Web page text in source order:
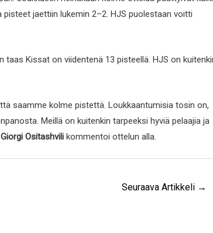
jaettiin lukemin 2–2. HJS puolestaan voitti
Kissat on viidentenä 13 pisteellä. HJS on
saamme kolme pistettä. Loukkaantumisia tosin on,
Meillä on kuitenkin tarpeeksi hyviä pelaajia ja
Giorgi Ositashvili kommentoi ottelun alla.
Seuraava Artikkeli →